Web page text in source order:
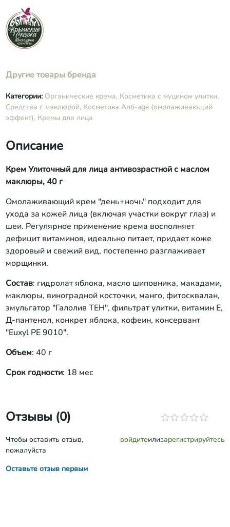
Другие товары бренда
Категории: Органические крема, Косметика с муцином улитки,
Средства с маклюрой, Косметика Anti-age (омолаживающий
эффект), Кремы для лица
Описание
Крем Улиточный для лица антивозрастной с маслом
маклюры, 40 г
Омолаживающий крем "день+ночь" подходит для
ухода за кожей лица (включая участки вокруг глаз) и
шеи. Регулярное применение крема восполняет
дефицит витаминов, идеально питает, придает коже
здоровый и свежий вид, постепенно разглаживает
морщинки.
Состав: гидролат яблока, масло шиповника, макадами,
маклюры, виноградной косточки, манго, фитосквалан,
эмульгатор "Галолив ТЕН", фильтрат улитки, витамин Е,
Д-пантенол, конкрет яблока, кофеин, консервант
"Euxyl PE 9010".
Объем: 40 г
Срок годности: 18 мес
Отзывы (0)
Чтобы оставить отзыв,
пожалуйста
войдитеилизарегистрируйтесь
Оставьте отзыв первым